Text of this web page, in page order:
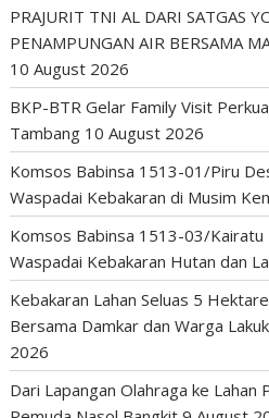
PRAJURIT TNI AL DARI SATGAS
PENAMPUNGAN AIR BERSAMA
10 August 2026
BKP-BTR Gelar Family Visit
Tambang 10 August 2026
Komsos Babinsa 1513-01/Piru
Waspadai Kebakaran di Musim
Komsos Babinsa 1513-03/Kairatu
Waspadai Kebakaran Hutan dan
Kebakaran Lahan Seluas 5
Bersama Damkar dan Warga
2026
Dari Lapangan Olahraga ke